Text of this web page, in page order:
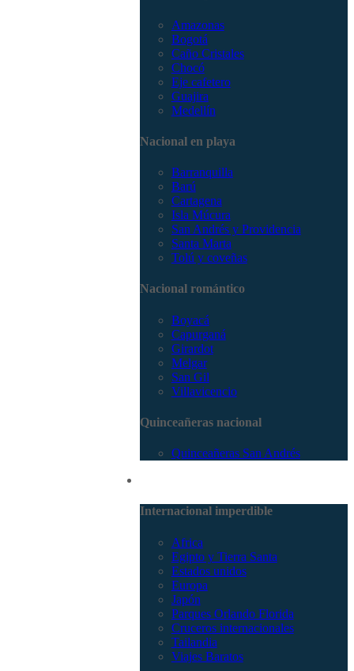
Amazonas
Bogotá
Caño Cristales
Chocó
Eje cafetero
Guajira
Medellín
Nacional en playa
Barranquilla
Barú
Cartagena
Isla Múcura
San Andrés y Providencia
Santa Marta
Tolú y coveñas
Nacional romántico
Boyacá
Capurganá
Girardot
Melgar
San Gil
Villavicencio
Quinceañeras nacional
Quinceañeras San Andrés
Internacional imperdible
Africa
Egipto y Tierra Santa
Estados unidos
Europa
Japón
Parques Orlando Florida
Cruceros internacionales
Tailandia
Viajes Baratos